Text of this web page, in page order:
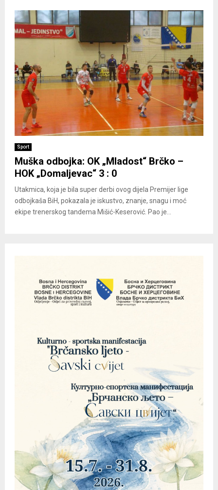
Sport
Muška odbojka: OK „Mladost“ Brčko –
HOK „Domaljevac“ 3 : 0
Utakmica, koja je bila super derbi ovog dijela Premijer lige
odbojkaša BiH, pokazala je iskustvo, znanje, snagu i moć
ekipe trenerskog tandema Mišić-Keserović. Pao je...